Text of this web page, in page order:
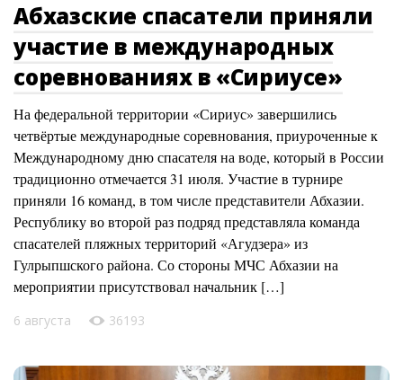
Абхазские спасатели приняли
участие в международных
соревнованиях в «Сириусе»
На федеральной территории «Сириус» завершились
четвёртые международные соревнования, приуроченные к
Международному дню спасателя на воде, который в России
традиционно отмечается 31 июля. Участие в турнире
приняли 16 команд, в том числе представители Абхазии.
Республику во второй раз подряд представляла команда
спасателей пляжных территорий «Агудзера» из
Гулрыпшского района. Со стороны МЧС Абхазии на
мероприятии присутствовал начальник […]
6 августа 36193